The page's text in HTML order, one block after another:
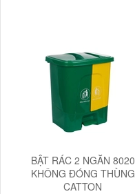
BẬT RÁC 2 NGĂN 8020
KHÔNG ĐÓNG THÙNG
CATTON